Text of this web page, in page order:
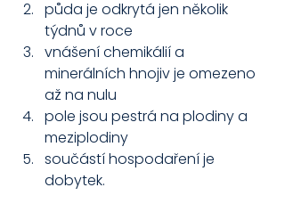
půda je odkrytá jen několik
týdnů v roce
vnášení chemikálií a
minerálních hnojiv je omezeno
až na nulu
pole jsou pestrá na plodiny a
meziplodiny
součástí hospodaření je
dobytek.